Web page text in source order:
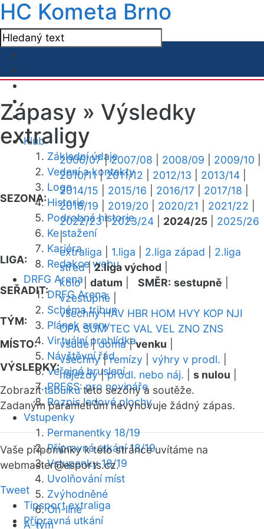
HC Kometa Brno
Klub
Základní údaje
Vedení a kontakty
Logo
Historie
Podrobná historie
Ke stažení
Kariéra
Redakce webu
DRFG Arena
DRFG Arena
Schéma tribun
Plánek areny
Virtuální prohlídka
Návštěvní řád
Veřejné bruslení
PRESS: pro novináře
Rozpis ledové plochy
Vstupenky
Permanentky 18/19
Přípravná utkání 18/19
Vstupenky 18/19
Uvolňování míst
Zvýhodněné
On-line
A-tým
Zápasy » Výsledky
extraligy
SEZONA:
2006/07|2007/08 2008/09 2009/10
2010/11|2011/12 2012/13 2013/14
2014/15
2015/16 2016/17 2017/18
2018/19
2019/20 2020/21 2021/22
2022/23|2023/24 2024/25
2025/26
|
LIGA:
extraliga 1.liga 2.liga západ
2.liga
střed|2.liga východ
SEŘADIT:
kolo| datum SMĚR: sestupně
vzestupně
TÝM:
všechny HAV HBR HOM HVY KOP NJI
OPA SUM TEC VAL VEL ZNO ZNS
MÍSTO:
všude|doma|venku
VÝSLEDKY:
všechny|remízy výhry v prodl.
nájezdy|prodl. nebo náj. s nulou
Zobrazittabulkutéto sezóny a soutěže.
Zadaným parametrům nevyhovuje žádný zápas.
Vaše připomínky k této stránce uvítáme na
webmaster@esports.cz.
Tweet
Tipsport extraliga
Přípravná utkání